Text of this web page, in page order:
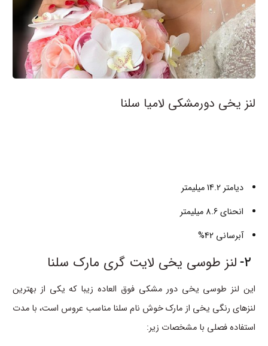
لنز یخی دورمشکی لامیا سلنا
دیامتر 14.2 میلیمتر
انحنای 8.6 میلیمتر
آبرسانی 42%
2- لنز طوسی یخی لایت گری مارک سلنا
این لنز طوسی یخی دور مشکی فوق العاده زیبا که یکی از بهترین
لنزهای رنگی یخی از مارک خوش نام سلنا مناسب عروس است، با مدت
استفاده فصلی با مشخصات زیر: